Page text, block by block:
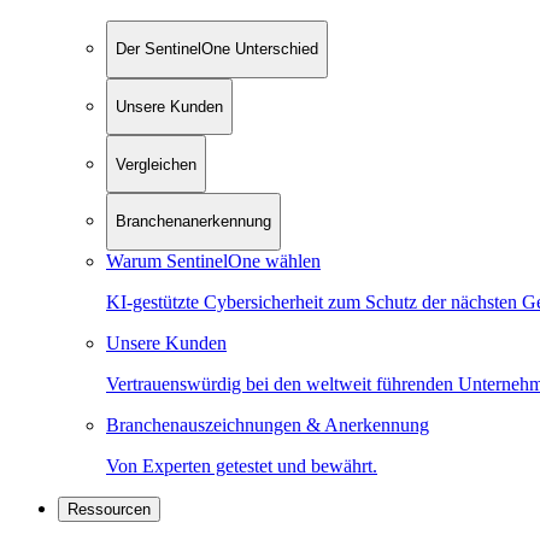
Der SentinelOne Unterschied
Unsere Kunden
Vergleichen
Branchenanerkennung
Warum SentinelOne wählen
KI-gestützte Cybersicherheit zum Schutz der nächsten
Unsere Kunden
Vertrauenswürdig bei den weltweit führenden
Branchenauszeichnungen & Anerkennung
Von Experten getestet und bewährt.
Ressourcen